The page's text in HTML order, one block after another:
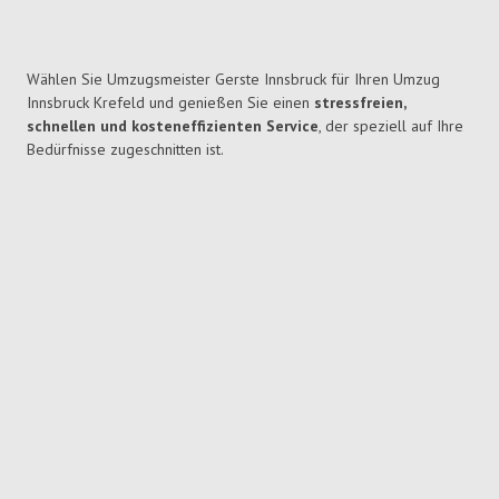
Wählen Sie Umzugsmeister Gerste Innsbruck für Ihren Umzug
Innsbruck Krefeld und genießen Sie einen stressfreien,
schnellen und kosteneffizienten Service, der speziell auf Ihre
Bedürfnisse zugeschnitten ist.